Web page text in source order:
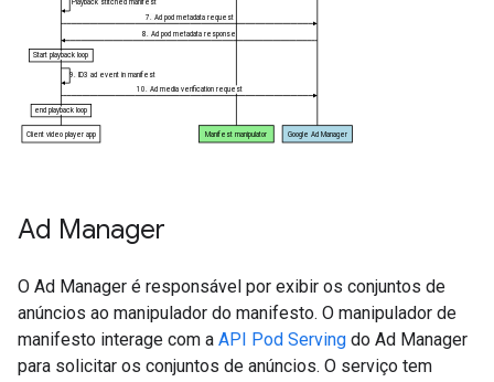
Ad Manager
O Ad Manager é responsável por exibir os conjuntos de
anúncios ao manipulador do manifesto. O manipulador de
manifesto interage com a API Pod Serving do Ad Manager
para solicitar os conjuntos de anúncios. O serviço tem